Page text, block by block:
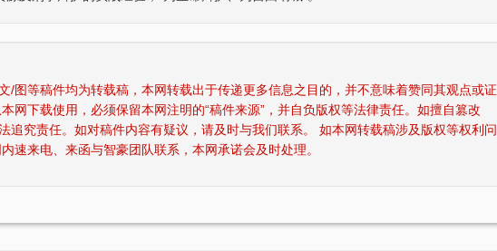
/图等稿件均为转载稿，本网转载出于传递更多信息之目的，并不意味着赞同其观点或证
网下载使用，必须保留本网注明的“稿件来源”，并自负版权等法律责任。如擅自篡改
追究责任。如对稿件内容有疑议，请及时与我们联系。 如本网转载稿涉及版权等权利问
速来电、来函与智豪团队联系，本网承诺会及时处理。